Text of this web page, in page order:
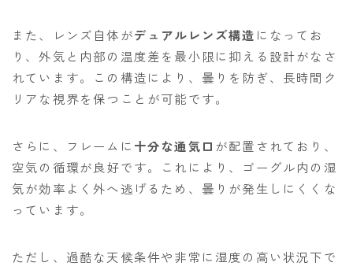
また、レンズ自体がデュアルレンズ構造 になってお
り、外気と内部の温度差を最小限に抑える設計がなさ
れています。この構造により、曇りを防ぎ、長時間ク
リアな視界を保つことが可能です。
さらに、フレームに 十分な通気口 が配置されており、
空気の循環が良好です。これにより、ゴーグル内の湿
気が効率よく外へ逃げるため、曇りが発生しにくくな
っています。
ただし、過酷な天候条件や非常に湿度の高い状況下で